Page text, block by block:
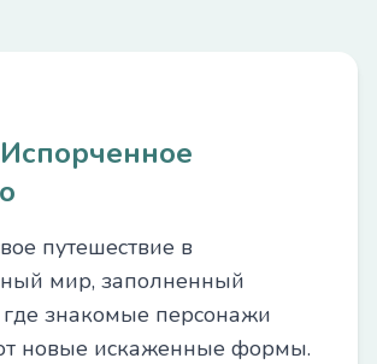
путешествие в
мир, заполненный
где знакомые персонажи
новые искаженные формы.